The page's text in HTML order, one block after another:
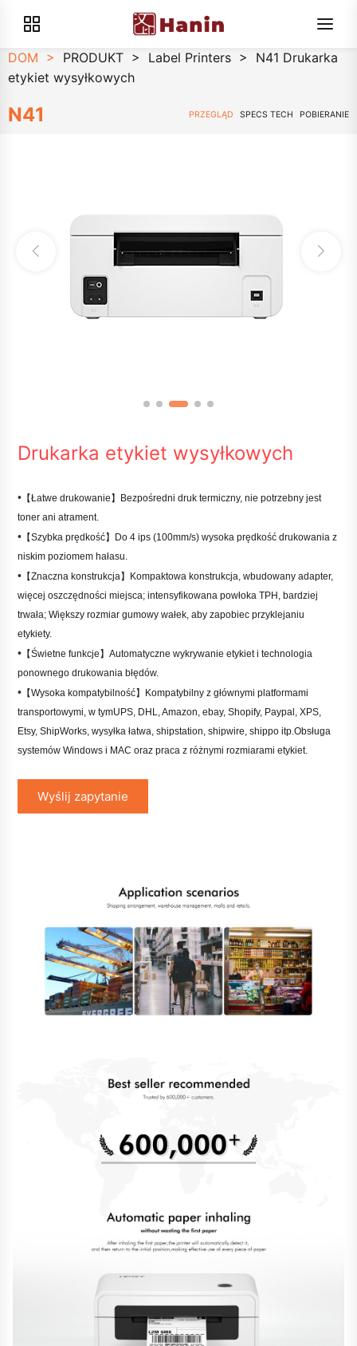
DOM > PRODUKT > Label Printers >
N41 Drukarka
etykiet wysyłkowych
N41 PRZEGLĄD SPECS TECH POBIERANIE
Drukarka etykiet wysyłkowych
• 【Łatwe drukowanie】Bezpośredni druk termiczny, nie potrzebny jest
toner ani atrament.
• 【Szybka prędkość】Do 4 ips (100mm/s) wysoka prędkość drukowania z
niskim poziomem hałasu.
• 【Znaczna konstrukcja】Kompaktowa konstrukcja, wbudowany adapter,
więcej oszczędności miejsca; intensyfikowana powłoka TPH, bardziej
trwała; Większy rozmiar gumowy wałek, aby zapobiec przyklejaniu
etykiety.
• 【Świetne funkcje】Automatyczne wykrywanie etykiet i technologia
ponownego drukowania błędów.
• 【Wysoka kompatybilność】Kompatybilny z głównymi platformami
transportowymi, w tymUPS, DHL, Amazon, ebay, Shopify, Paypal, XPS,
Etsy, ShipWorks, wysyłka łatwa, shipstation, shipwire, shippo itp.Obsługa
systemów Windows i MAC oraz praca z różnymi rozmiarami etykiet.
Wyślij zapytanie